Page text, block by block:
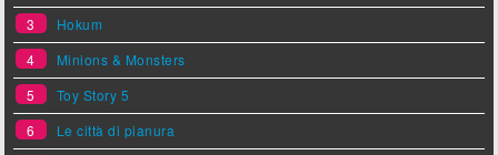
3
Hokum
4
Minions & Monsters
5
Toy Story 5
6
Le città di pianura